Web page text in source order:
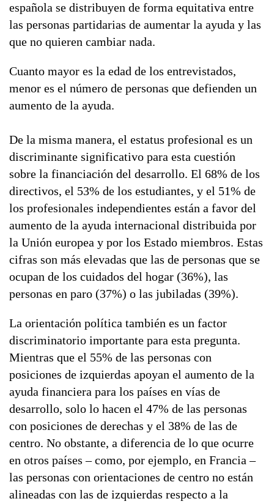
española se distribuyen de forma equitativa entre
las personas partidarias de aumentar la ayuda y las
que no quieren cambiar nada.
Cuanto mayor es la edad de los entrevistados,
menor es el número de personas que defienden un
aumento de la ayuda.
De la misma manera, el estatus profesional es un
discriminante significativo para esta cuestión
sobre la financiación del desarrollo. El 68% de los
directivos, el 53% de los estudiantes, y el 51% de
los profesionales independientes están a favor del
aumento de la ayuda internacional distribuida por
la Unión europea y por los Estado miembros. Estas
cifras son más elevadas que las de personas que se
ocupan de los cuidados del hogar (36%), las
personas en paro (37%) o las jubiladas (39%).
La orientación política también es un factor
discriminatorio importante para esta pregunta.
Mientras que el 55% de las personas con
posiciones de izquierdas apoyan el aumento de la
ayuda financiera para los países en vías de
desarrollo, solo lo hacen el 47% de las personas
con posiciones de derechas y el 38% de las de
centro. No obstante, a diferencia de lo que ocurre
en otros países – como, por ejemplo, en Francia –
las personas con orientaciones de centro no están
alineadas con las de izquierdas respecto a la